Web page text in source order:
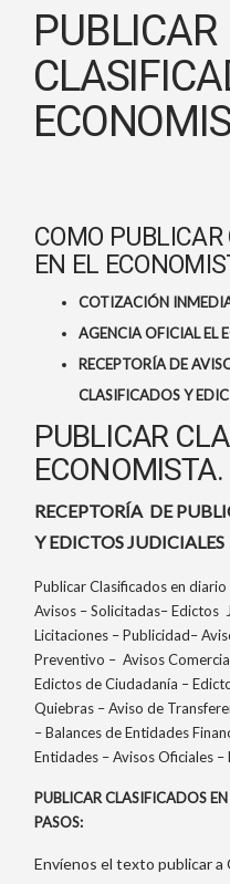
PUBLICAR
COMO
EN EL
COTIZACIÓN
AGENCIA OFICIAL EL
RECEPTORÍA DE
CLASIFICADOS Y
PUBLICAR
ECONOMISTA.
RECEPTORÍA DE
Y EDICTOS JUDICIALES
Publicar Clasificados en
Avisos – Solicitadas– Edictos
Licitaciones – Publicidad–
Preventivo – Avisos
Edictos de Ciudadanía –
Quiebras – Aviso de
– Balances de Entidades
Entidades – Avisos Oficiales
PUBLICAR CLASIFICADOS
PASOS:
Envíenos el texto publicar a